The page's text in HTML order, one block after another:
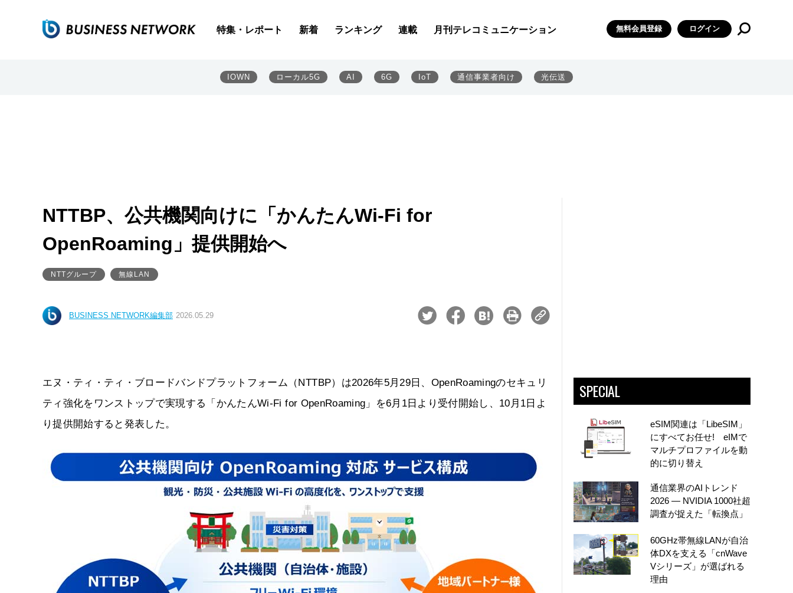
特集・レポート 新着 ランキング 連載 月刊テレコミュニケーション 無料会員登録 ログイン
IOWN ローカル5G AI 6G IoT 通信事業者向け 光伝送
NTTBP、公共機関向けに「かんたんWi-Fi for
OpenRoaming」提供開始へ
NTTグループ 無線LAN
BUSINESS NETWORK編集部 2026.05.29
エヌ・ティ・ティ・ブロードバンドプラットフォーム（NTTBP）は2026年5月29日、OpenRoamingのセキュリ
ティ強化をワンストップで実現する「かんたんWi-Fi for OpenRoaming」を6月1日より受付開始し、10月1日よ
り提供開始すると発表した。
SPECIAL
eSIM関連は「LibeSIM」
にすべてお任せ! eIMで
マルチプロファイルを動
的に切り替え
通信業界のAIトレンド
2026 ― NVIDIA 1000社超
調査が捉えた「転換点」
60GHz帯無線LANが自治
体DXを支える「cnWave
Vシリーズ」が選ばれる
理由